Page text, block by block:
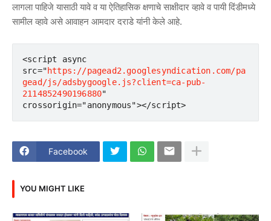
लागला पाहिजे यासाठी यावे व या ऐतिहासिक क्षणाचे साक्षीदार व्हावे व पायी दिंडीमध्ये
सामील व्हावे असे आवाहन आमदार दराडे यांनी केले आहे.
<script async
src="https://pagead2.googlesyndication.com/pa
gead/js/adsbygoogle.js?client=ca-pub-
2114852490196880"
crossorigin="anonymous"></script>
Facebook
YOU MIGHT LIKE